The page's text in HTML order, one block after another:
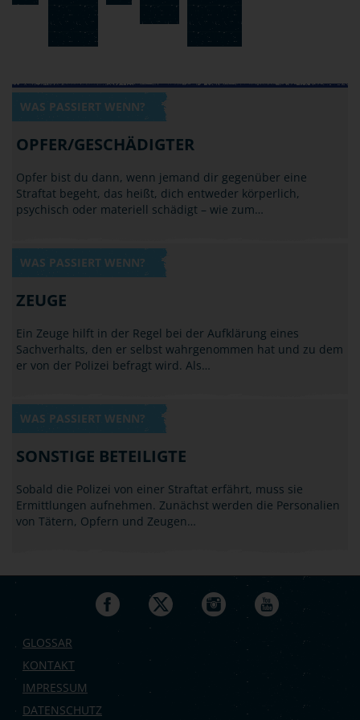
WAS PASSIERT WENN?
OPFER/GESCHÄDIGTER
Opfer bist du dann, wenn jemand dir gegenüber eine
Straftat begeht, das heißt, dich entweder körperlich,
psychisch oder materiell schädigt – wie zum…
WAS PASSIERT WENN?
ZEUGE
Ein Zeuge hilft in der Regel bei der Aufklärung eines
Sachverhalts, den er selbst wahrgenommen hat und zu dem
er von der Polizei befragt wird. Als…
WAS PASSIERT WENN?
SONSTIGE BETEILIGTE
Sobald die Polizei von einer Straftat erfährt, muss sie
Ermittlungen aufnehmen. Zunächst werden die Personalien
von Tätern, Opfern und Zeugen…
GLOSSAR
KONTAKT
IMPRESSUM
DATENSCHUTZ